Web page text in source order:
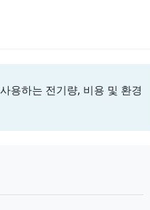
용하는 전기량, 비용 및 환경